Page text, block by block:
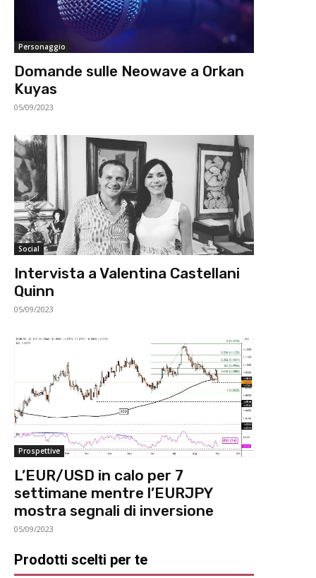
Personaggio
Domande sulle Neowave a Orkan
Kuyas
05/09/2023
Social
Intervista a Valentina Castellani
Quinn
05/09/2023
Prospettive
L’EUR/USD in calo per 7
settimane mentre l’EURJPY
mostra segnali di inversione
05/09/2023
Prodotti scelti per te